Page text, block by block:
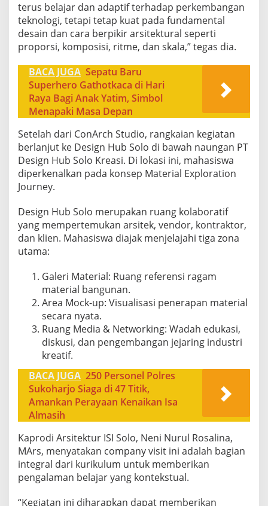
terus belajar dan adaptif terhadap perkembangan
teknologi, tetapi tetap kuat pada fundamental
desain dan cara berpikir arsitektural seperti
proporsi, komposisi, ritme, dan skala,” tegas dia.
BACA JUGA Sepatu Baru
Superhero Gathotkaca di Hari
Raya Bagi Anak Yatim, Simbol
Menapaki Masa Depan
Setelah dari ConArch Studio, rangkaian kegiatan
berlanjut ke Design Hub Solo di bawah naungan PT
Design Hub Solo Kreasi. Di lokasi ini, mahasiswa
diperkenalkan pada konsep Material Exploration
Journey.
Design Hub Solo merupakan ruang kolaboratif
yang mempertemukan arsitek, vendor, kontraktor,
dan klien. Mahasiswa diajak menjelajahi tiga zona
utama:
Galeri Material: Ruang referensi ragam
material bangunan.
Area Mock-up: Visualisasi penerapan material
secara nyata.
Ruang Media & Networking: Wadah edukasi,
diskusi, dan pengembangan jejaring industri
kreatif.
BACA JUGA 250 Personel Polres
Sukoharjo Siaga di 47 Titik,
Amankan Perayaan Kenaikan Isa
Almasih
Kaprodi Arsitektur ISI Solo, Neni Nurul Rosalina,
MArs, menyatakan company visit ini adalah bagian
integral dari kurikulum untuk memberikan
pengalaman belajar yang kontekstual.
“Kegiatan ini diharapkan dapat memberikan